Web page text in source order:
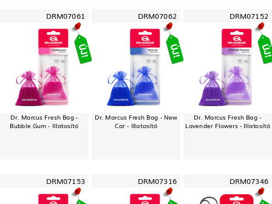
DRM07061
Dr. Marcus Fresh Bag -
Bubble Gum - Illatosító
DRM07062
Dr. Marcus Fresh Bag - New
Car - Illatosító
DRM07152
Dr. Marcus Fresh Bag -
Lavender Flowers - Illatosító
DRM07153 DRM07316 DRM07346